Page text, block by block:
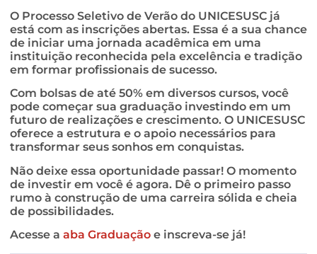
O Processo Seletivo de Verão do UNICESUSC já
está com as inscrições abertas. Essa é a sua chance
de iniciar uma jornada acadêmica em uma
instituição reconhecida pela excelência e tradição
em formar profissionais de sucesso.
Com bolsas de até 50% em diversos cursos, você
pode começar sua graduação investindo em um
futuro de realizações e crescimento. O UNICESUSC
oferece a estrutura e o apoio necessários para
transformar seus sonhos em conquistas.
Não deixe essa oportunidade passar! O momento
de investir em você é agora. Dê o primeiro passo
rumo à construção de uma carreira sólida e cheia
de possibilidades.
Acesse a aba Graduação e inscreva-se já!